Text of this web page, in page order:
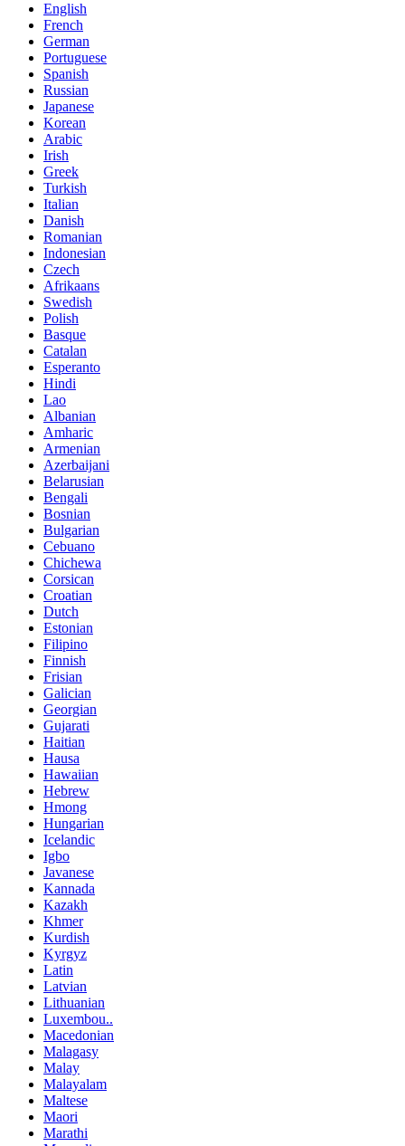
English
French
German
Portuguese
Spanish
Russian
Japanese
Korean
Arabic
Irish
Greek
Turkish
Italian
Danish
Romanian
Indonesian
Czech
Afrikaans
Swedish
Polish
Basque
Catalan
Esperanto
Hindi
Lao
Albanian
Amharic
Armenian
Azerbaijani
Belarusian
Bengali
Bosnian
Bulgarian
Cebuano
Chichewa
Corsican
Croatian
Dutch
Estonian
Filipino
Finnish
Frisian
Galician
Georgian
Gujarati
Haitian
Hausa
Hawaiian
Hebrew
Hmong
Hungarian
Icelandic
Igbo
Javanese
Kannada
Kazakh
Khmer
Kurdish
Kyrgyz
Latin
Latvian
Lithuanian
Luxembou..
Macedonian
Malagasy
Malay
Malayalam
Maltese
Maori
Marathi